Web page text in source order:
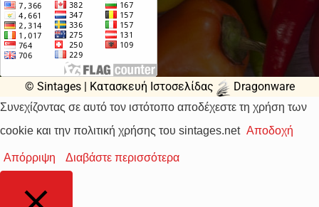
© Sintages | Κατασκευή Ιστοσελίδας Dragonware
Συνεχίζοντας σε αυτό τον ιστότοπο αποδέχεστε τη χρήση των
cookie και την πολιτική χρήσης του sintages.net Αποδοχή
Απόρριψη Διαβάστε περισσότερα